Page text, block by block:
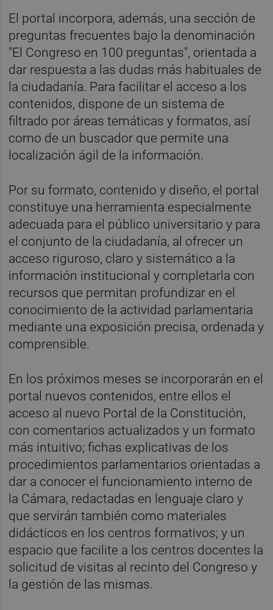
El portal incorpora, además, una sección de
preguntas frecuentes bajo la denominación
"El Congreso en 100 preguntas", orientada a
dar respuesta a las dudas más habituales de
la ciudadanía. Para facilitar el acceso a los
contenidos, dispone de un sistema de
filtrado por áreas temáticas y formatos, así
como de un buscador que permite una
localización ágil de la información.
Por su formato, contenido y diseño, el portal
constituye una herramienta especialmente
adecuada para el público universitario y para
el conjunto de la ciudadanía, al ofrecer un
acceso riguroso, claro y sistemático a la
información institucional y completarla con
recursos que permitan profundizar en el
conocimiento de la actividad parlamentaria
mediante una exposición precisa, ordenada y
comprensible.
En los próximos meses se incorporarán en el
portal nuevos contenidos, entre ellos el
acceso al nuevo Portal de la Constitución,
con comentarios actualizados y un formato
más intuitivo; fichas explicativas de los
procedimientos parlamentarios orientadas a
dar a conocer el funcionamiento interno de
la Cámara, redactadas en lenguaje claro y
que servirán también como materiales
didácticos en los centros formativos; y un
espacio que facilite a los centros docentes la
solicitud de visitas al recinto del Congreso y
la gestión de las mismas.